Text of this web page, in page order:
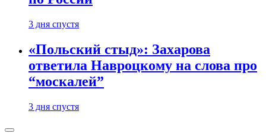
3 дня спустя
«Польский стыд»: Захарова
ответила Навроцкому на слова про
“москалей”
3 дня спустя